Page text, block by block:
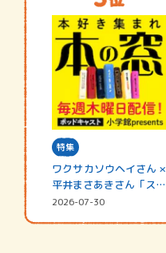
特集
ワクサカソウヘイさん ×
平井まさあきさん「スペ
シャ…
2026-07-30